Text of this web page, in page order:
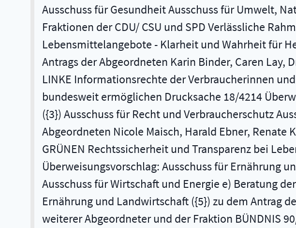
Ausschuss für Gesundheit Ausschuss für Umwelt,
Fraktionen der CDU/ CSU und SPD Verlässliche
Lebensmittelangebote - Klarheit und Wahrheit für
Antrags der Abgeordneten Karin Binder, Caren Lay,
LINKE Informationsrechte der Verbraucherinnen
bundesweit ermöglichen Drucksache 18/4214
({3}) Ausschuss für Recht und Verbraucherschutz
Abgeordneten Nicole Maisch, Harald Ebner, Renate
GRÜNEN Rechtssicherheit und Transparenz bei
Überweisungsvorschlag: Ausschuss für Ernährung
Ausschuss für Wirtschaft und Energie e) Beratung
Ernährung und Landwirtschaft ({5}) zu dem Antrag
weiterer Abgeordneter und der Fraktion BÜNDNIS